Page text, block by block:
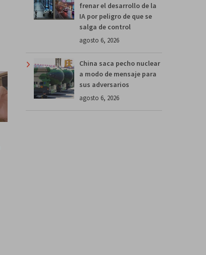
frenar el desarrollo de la
IA por peligro de que se
salga de control
agosto 6, 2026
China saca pecho nuclear
a modo de mensaje para
sus adversarios
agosto 6, 2026